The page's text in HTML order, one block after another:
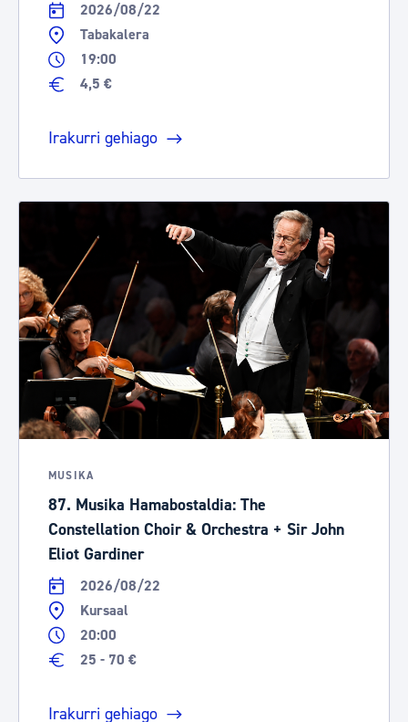
2026/08/22
Tabakalera
19:00
4,5 €
Irakurri gehiago
MUSIKA
87. Musika Hamabostaldia: The
Constellation Choir & Orchestra + Sir John
Eliot Gardiner
2026/08/22
Kursaal
20:00
25 - 70 €
Irakurri gehiago